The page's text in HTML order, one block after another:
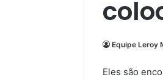
Equipe Leroy
Eles são